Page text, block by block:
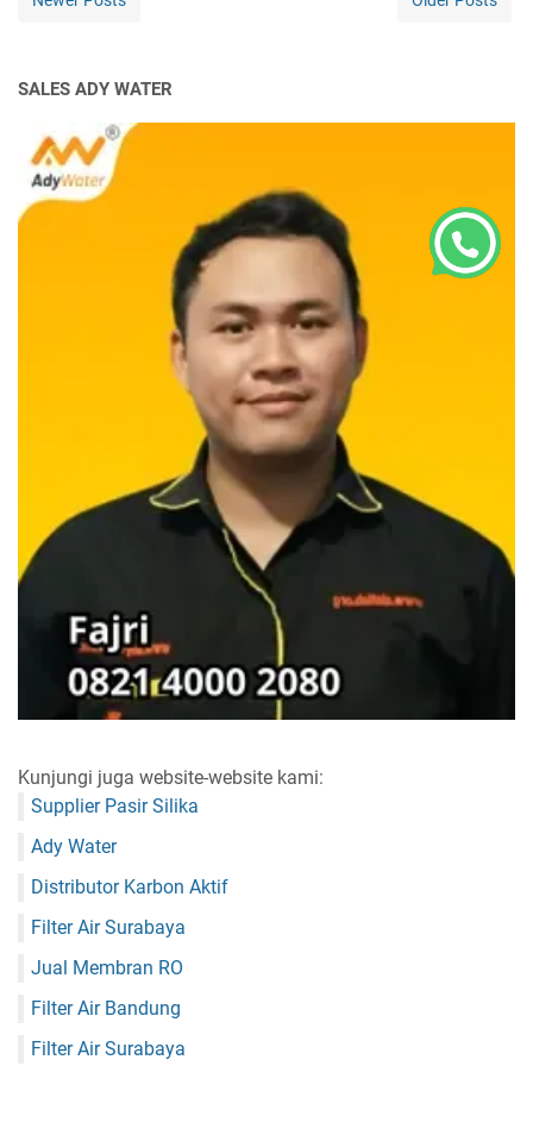
SALES ADY WATER
Kunjungi juga website-website kami:
Supplier Pasir Silika
Ady Water
Distributor Karbon Aktif
Filter Air Surabaya
Jual Membran RO
Filter Air Bandung
Filter Air Surabaya